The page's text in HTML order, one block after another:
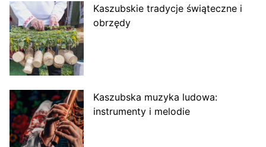
Kaszubskie tradycje świąteczne i
obrzędy
Kaszubska muzyka ludowa:
instrumenty i melodie